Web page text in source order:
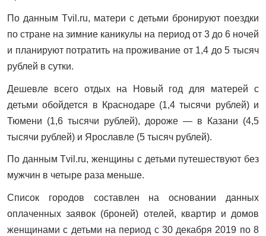
По данным Tvil.ru, матери с детьми бронируют поездки
по стране на зимние каникулы на период от 3 до 6 ночей
и планируют потратить на проживание от 1,4 до 5 тысяч
рублей в сутки.
Дешевле всего отдых на Новый год для матерей с
детьми обойдется в Краснодаре (1,4 тысячи рублей) и
Тюмени (1,6 тысячи рублей), дороже — в Казани (4,5
тысячи рублей) и Ярославле (5 тысяч рублей).
По данным Tvil.ru, женщины с детьми путешествуют без
мужчин в четыре раза меньше.
Список городов составлен на основании данных
оплаченных заявок (броней) отелей, квартир и домов
женщинами с детьми на период с 30 декабря 2019 по 8